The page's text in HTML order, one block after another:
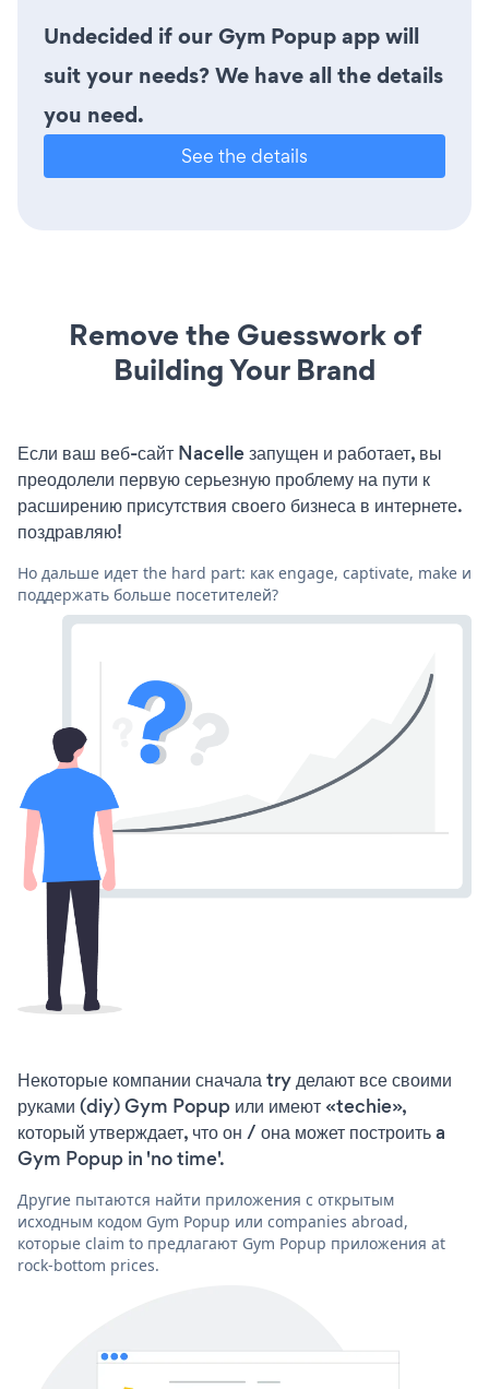
Undecided if our Gym Popup app will
suit your needs? We have all the details
you need.
See the details
Remove the Guesswork of
Building Your Brand
Если ваш веб-сайт Nacelle запущен и работает, вы
преодолели первую серьезную проблему на пути к
расширению присутствия своего бизнеса в интернете.
поздравляю!
Но дальше идет the hard part: как engage, captivate, make и
поддержать больше посетителей?
Некоторые компании сначала try делают все своими
руками (diy) Gym Popup или имеют «techie»,
который утверждает, что он / она может построить a
Gym Popup in 'no time'.
Другие пытаются найти приложения с открытым
исходным кодом Gym Popup или companies abroad,
которые claim to предлагают Gym Popup приложения at
rock-bottom prices.